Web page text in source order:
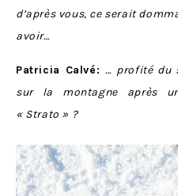
d’après vous, ce serait
avoir…
Patricia Calvé: … profité du
sur la montagne après
« Strato » ?